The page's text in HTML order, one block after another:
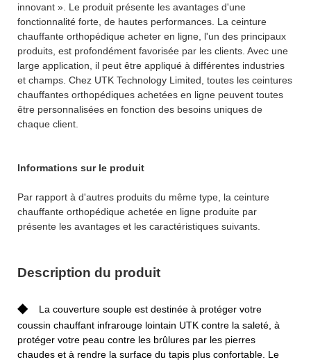
innovant ». Le produit présente les avantages d'une
fonctionnalité forte, de hautes performances. La ceinture
chauffante orthopédique acheter en ligne, l'un des principaux
produits, est profondément favorisée par les clients. Avec une
large application, il peut être appliqué à différentes industries
et champs. Chez UTK Technology Limited, toutes les ceintures
chauffantes orthopédiques achetées en ligne peuvent toutes
être personnalisées en fonction des besoins uniques de
chaque client.
Informations sur le produit
Par rapport à d'autres produits du même type, la ceinture
chauffante orthopédique achetée en ligne produite par
présente les avantages et les caractéristiques suivants.
Description du produit
◆
La couverture souple est destinée à protéger votre
coussin chauffant infrarouge lointain UTK contre la saleté, à
protéger votre peau contre les brûlures par les pierres
chaudes et à rendre la surface du tapis plus confortable. Le